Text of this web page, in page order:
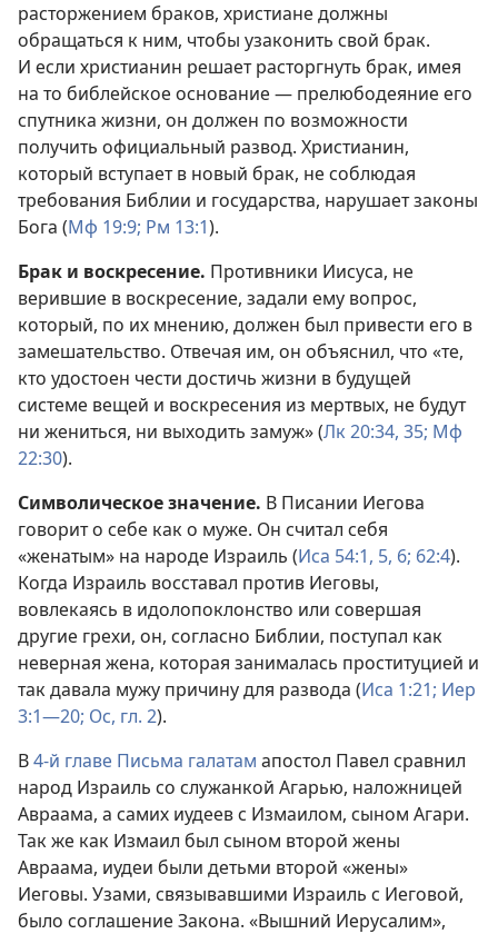
расторжением браков, христиане должны
обращаться к ним, чтобы узаконить свой брак.
И если христианин решает расторгнуть брак, имея
на то библейское основание — прелюбодеяние его
спутника жизни, он должен по возможности
получить официальный развод. Христианин,
который вступает в новый брак, не соблюдая
требования Библии и государства, нарушает законы
Бога (Мф 19:9; Рм 13:1).
Брак и воскресение. Противники Иисуса, не
верившие в воскресение, задали ему вопрос,
который, по их мнению, должен был привести его в
замешательство. Отвечая им, он объяснил, что «те,
кто удостоен чести достичь жизни в будущей
системе вещей и воскресения из мертвых, не будут
ни жениться, ни выходить замуж» (Лк 20:34, 35; Мф
22:30).
Символическое значение. В Писании Иегова
говорит о себе как о муже. Он считал себя
«женатым» на народе Израиль (Иса 54:1, 5, 6; 62:4).
Когда Израиль восставал против Иеговы,
вовлекаясь в идолопоклонство или совершая
другие грехи, он, согласно Библии, поступал как
неверная жена, которая занималась проституцией и
так давала мужу причину для развода (Иса 1:21; Иер
3:1—20; Ос, гл. 2).
В4-й главе Письма галатам апостол Павел сравнил
народ Израиль со служанкой Агарью, наложницей
Авраама, а самих иудеев с Измаилом, сыном Агари.
Так же как Измаил был сыном второй жены
Авраама, иудеи были детьми второй «жены»
Иеговы. Узами, связывавшими Израиль с Иеговой,
было соглашение Закона. «Вышний Иерусалим»,